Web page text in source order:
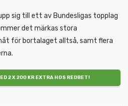
sig till ett av Bundesligas topplag
det märkas stora
för bortalaget alltså, samt flera
2 X 200 KR EXTRA HOS REDBET!